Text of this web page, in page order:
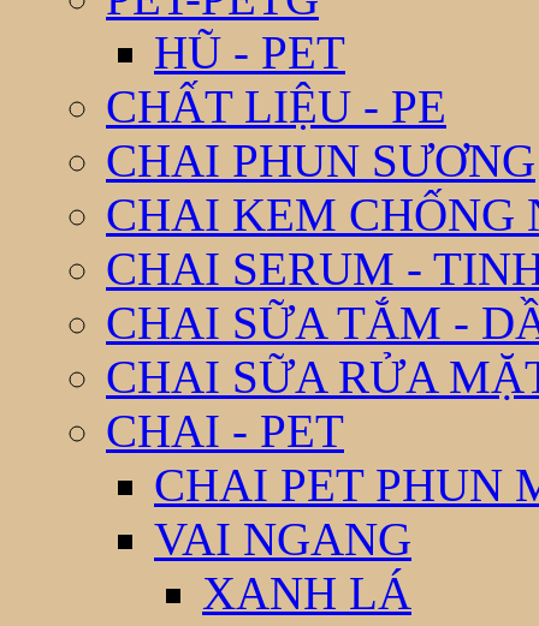
HŨ - PET
CHẤT LIỆU - PE
CHAI PHUN SƯƠNG
CHAI KEM CHỐNG
CHAI SERUM -
CHAI SỮA TẮM -
CHAI SỮA RỬA
CHAI - PET
CHAI PET PHUN
VAI NGANG
XANH LÁ